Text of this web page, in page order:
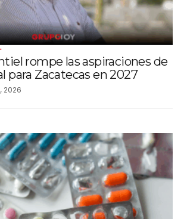
rompe las aspiraciones de
para Zacatecas en 2027
2026